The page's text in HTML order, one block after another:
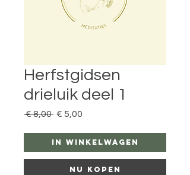
Herfstgidsen
drieluik deel 1
€ 8,00 Normale
€ 5,00
In winkelwagen
Nu kopen